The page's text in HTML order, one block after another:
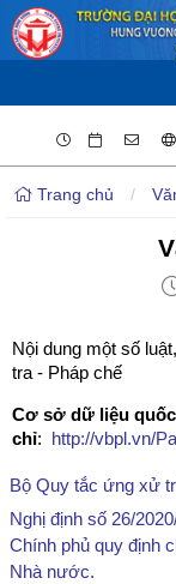
Trang chủ /
Nội dung một số
tra - Pháp chế
Cơ sở dữ liệu
chỉ: http://vbpl.vn/
Bộ Quy tắc ứng xử
Nghị định số 26/
Chính phủ quy định
Nhà nước.